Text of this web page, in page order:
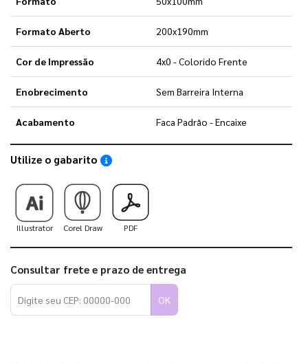
Formato Aberto 200x190mm
Cor de Impressão 4x0 - Colorido Frente
Enobrecimento Sem Barreira Interna
Acabamento Faca Padrão - Encaixe
Utilize o gabarito Saiba como utilizar os nossos gabaritos
Illustrator Corel Draw PDF
Consultar frete e prazo de entrega
OK